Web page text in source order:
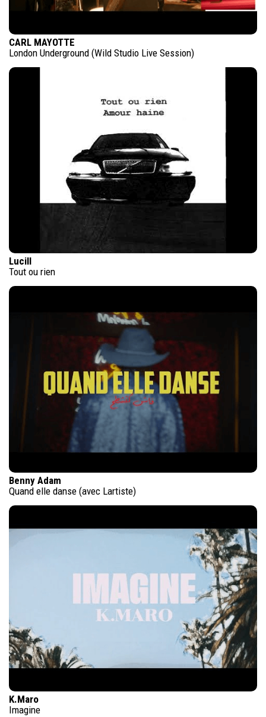
CARL MAYOTTE
London Underground (Wild Studio Live Session)
Lucill
Tout ou rien
Benny Adam
Quand elle danse (avec Lartiste)
K.Maro
Imagine